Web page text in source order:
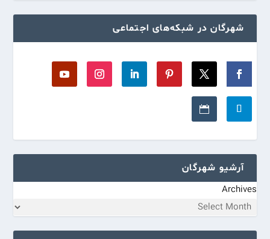
شهرگان در شبکه‌های اجتماعی
آرشیو شهرگان
Archives